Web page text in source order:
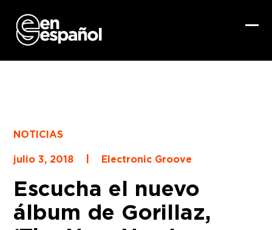
content
NOTICIAS
julio 3, 2018
| Electronic Groove
Escucha el nuevo
álbum de Gorillaz,